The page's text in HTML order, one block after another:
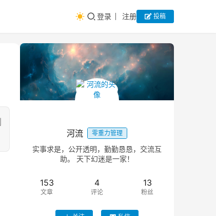
登录 注册 投稿
河流 零重力管理
实事求是，公开透明，勤勤恳恳，交流互
助。 天下幻迷是一家！
153
文章
4
评论
13
粉丝